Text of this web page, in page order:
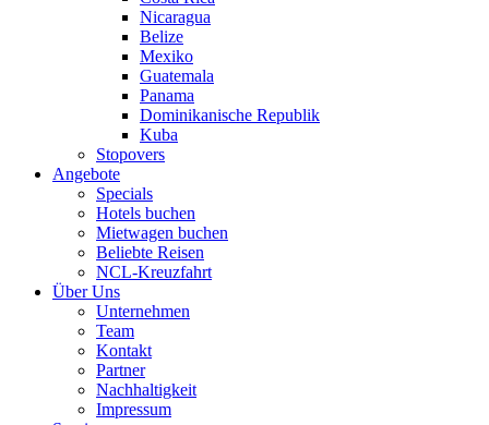
Nicaragua
Belize
Mexiko
Guatemala
Panama
Dominikanische Republik
Kuba
Stopovers
Angebote
Specials
Hotels buchen
Mietwagen buchen
Beliebte Reisen
NCL-Kreuzfahrt
Über Uns
Unternehmen
Team
Kontakt
Partner
Nachhaltigkeit
Impressum